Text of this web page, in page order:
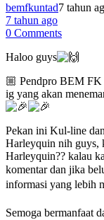
bemfkuntad7 tahun
7 tahun ago
0 Comments
Haloo guys
🏼 Pendpro BEM
ig yang akan
Pekan ini Kul-line
Harleyquin nih guys,
Harleyquin?? kalau
komentar dan jika
informasi yang lebih
Semoga bermanfaat